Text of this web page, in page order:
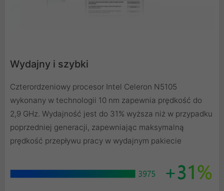
Wydajny i szybki
Czterordzeniowy procesor Intel Celeron N5105
wykonany w technologii 10 nm zapewnia prędkość do
2,9 GHz. Wydajność jest do 31% wyższa niż w przypadku
poprzedniej generacji, zapewniając maksymalną
prędkość przepływu pracy w wydajnym pakiecie